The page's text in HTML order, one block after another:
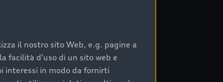
nel tempo;
il nostro sito Web, e.g. pagine a
facilità d'uso di un sito web e
interessi in modo da fornirti